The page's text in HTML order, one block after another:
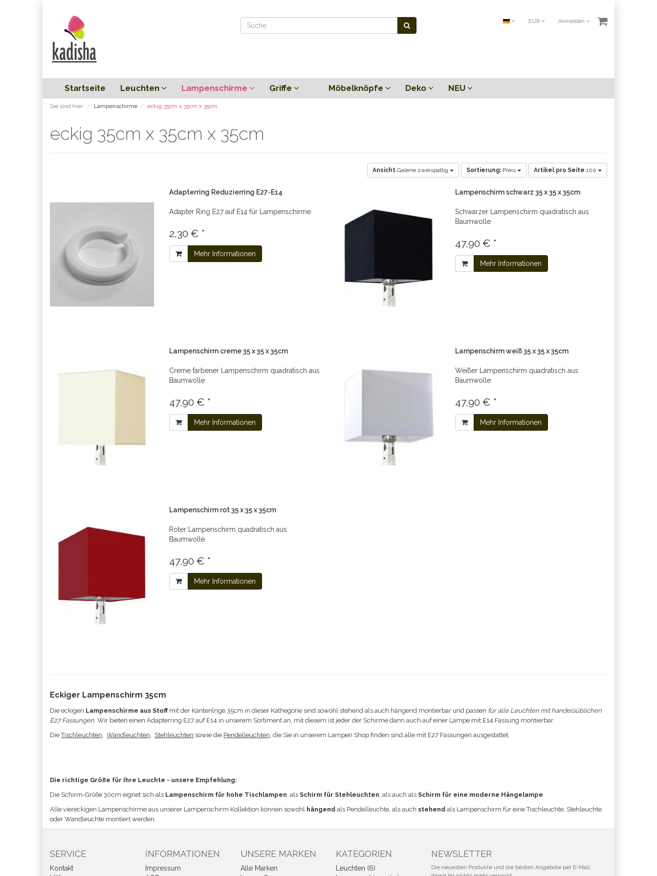
EUR Anmelden
Startseite Leuchten Lampenschirme Griffe Möbelknöpfe Deko NEU
Sie sind hier: Lampenschirme eckig 35cm x 35cm x 35cm
eckig 35cm x 35cm x 35cm
Ansicht Galerie zweispaltig Sortierung: Preis Artikel pro Seite 100
Adapterring Reduzierring E27-E14
Adapter Ring E27 auf E14 für Lampenschirme
2,30 € *
Mehr Informationen
Lampenschirm schwarz 35 x 35 x 35cm
Schwarzer Lampenschirm quadratisch aus
Baumwolle
47,90 € *
Mehr Informationen
Lampenschirm creme 35 x 35 x 35cm
Creme farbener Lampenschirm quadratisch aus
Baumwolle
47,90 € *
Mehr Informationen
Lampenschirm weiß 35 x 35 x 35cm
Weißer Lampenschirm quadratisch aus
Baumwolle
47,90 € *
Mehr Informationen
Lampenschirm rot 35 x 35 x 35cm
Roter Lampenschirm quadratisch aus
Baumwolle
47,90 € *
Mehr Informationen
Eckiger Lampenschirm 35cm
Die eckigen Lampenschirme aus Stoffmit der Kantenlnge 35cm in dieser Kathegorie sind sowohl stehend als auch hängend montierbar und passen für alle Leuchten mit handelsüblichen
E27 Fassungen. Wir bieten einen Adapterring E27 auf E14 in unserem Sortiment an, mit diesem ist jeder der Schirme dann auch auf einer Lampe mit E14 Fassung montierbar.
DieTischleuchten, Wandleuchten, Stehleuchten sowie die Pendelleuchten, die Sie in unserem Lampen Shop finden sind alle mit E27 Fassungen ausgestattet.
Die richtige Größe für Ihre Leuchte - unsere Empfehlung:
Die Schirm-Größe 30cm eignet sich als Lampenschirm für hohe Tischlampen, als Schirm für Stehleuchten, als auch als Schirm für eine moderne Hängelampe.
Alle viereckigen Lampenschirme aus unserer Lampenschirm Kollektion können sowohl hängend als Pendelleuchte, als auch stehend als Lampenschirm für eine Tischleuchte, Stehleuchte
oder Wandleuchte montiert werden.
SERVICE
Kontakt
INFORMATIONEN
Impressum
UNSERE MARKEN
Alle Marken
KATEGORIEN
Leuchten (6)
NEWSLETTER
Die neuesten Produkte und die besten Angebote per E-Mail,